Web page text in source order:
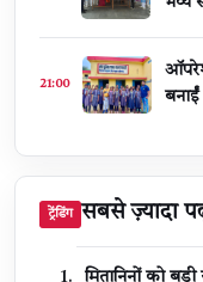
21:00
बनाईं
ट्रेंडिंग सबसे ज़्यादा
मितानिनों को